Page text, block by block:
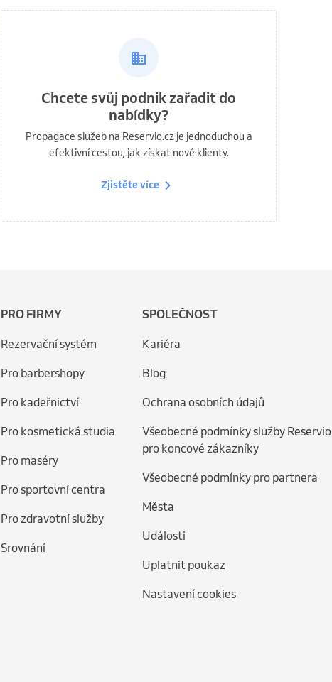
Chcete svůj podnik zařadit do
nabídky?
Propagace služeb na Reservio.cz je jednoduchou a
efektivní cestou, jak získat nové klienty.
Zjistěte více
PRO FIRMY
Rezervační systém
Pro barbershopy
Pro kadeřnictví
Pro kosmetická studia
Pro maséry
Pro sportovní centra
Pro zdravotní služby
Srovnání
SPOLEČNOST
Kariéra
Blog
Ochrana osobních údajů
Všeobecné podmínky služby Reservio
pro koncové zákazníky
Všeobecné podmínky pro partnera
Města
Události
Uplatnit poukaz
Nastavení cookies